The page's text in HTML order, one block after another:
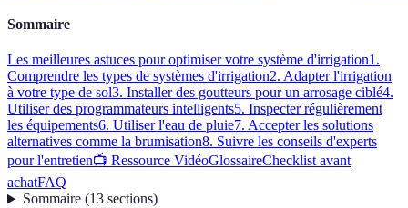
Sommaire
Les meilleures astuces pour optimiser votre système d'irrigation1.
Comprendre les types de systèmes d'irrigation2. Adapter l'irrigation
à votre type de sol3. Installer des goutteurs pour un arrosage ciblé4.
Utiliser des programmateurs intelligents5. Inspecter régulièrement
les équipements6. Utiliser l'eau de pluie7. Accepter les solutions
alternatives comme la brumisation8. Suivre les conseils d'experts
pour l'entretien📺 Ressource VidéoGlossaireChecklist avant
achatFAQ
Sommaire(13 sections)